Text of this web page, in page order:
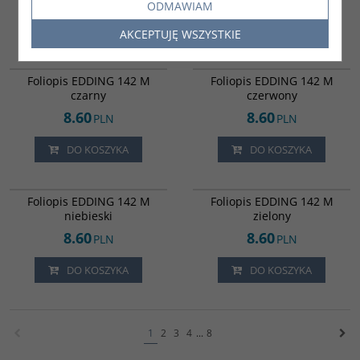
817274
Foliopis EDDING 142 M
czarny
8.60PLN
DO KOSZYKA
817275
Foliopis EDDING 142 M
czerwony
8.60PLN
DO KOSZYKA
Foliopis EDDING 142 M
niebieski
8.60PLN
DO KOSZYKA
Foliopis EDDING 142 M
zielony
8.60PLN
DO KOSZYKA
1 2 3 4 ... 8
ODMAWIAM
AKCEPTUJĘ WSZYSTKIE